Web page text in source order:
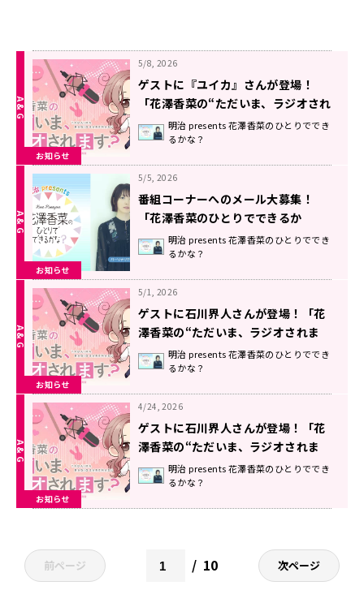
お知らせ
5/8, 2026
ゲストに『ユイカ』さんが登場！
「花澤香菜の“ただいま、ラジオされ
ます？”」第13回が配信中！
明治 presents 花澤香菜のひとりででき
るかな？
お知らせ
5/5, 2026
番組コーナーへのメール大募集！
「花澤香菜のひとりでできるか
な？」明治 presents 花澤香菜のひとりででき
るかな？
お知らせ
5/1, 2026
ゲストに石川界人さんが登場！「花
澤香菜の“ただいま、ラジオされま
す？”」第12回が配信中！
明治 presents 花澤香菜のひとりででき
るかな？
お知らせ
4/24, 2026
ゲストに石川界人さんが登場！「花
澤香菜の“ただいま、ラジオされま
す？”」第11回が配信中！
明治 presents 花澤香菜のひとりででき
るかな？
前ページ 10 次ページ